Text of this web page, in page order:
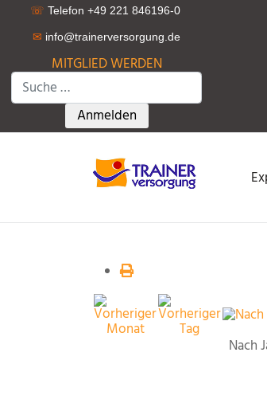
☏ Telefon +49 221 846196-0
✉ info@trainerversorgung.de
MITGLIED WERDEN
Suchen
Type 2 or more characters
Anmelden
Nach